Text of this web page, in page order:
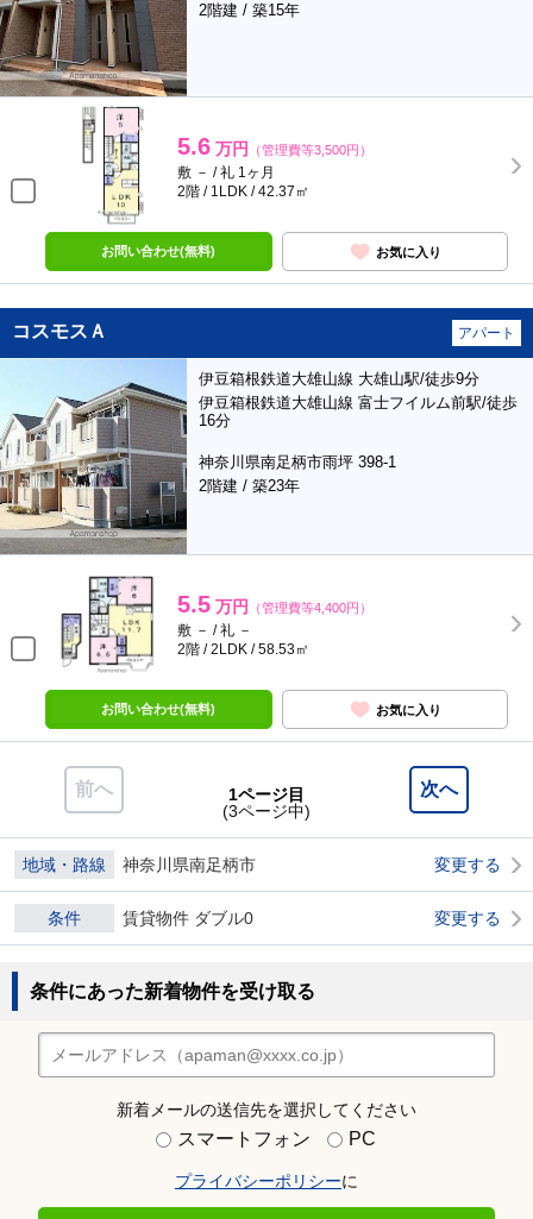
2階建 / 築15年
5.6 万円 （管理費等3,500円）
敷 － / 礼 1ヶ月
2階 / 1LDK / 42.37㎡
お問い合わせ(無料) お気に入り
コスモスＡ アパート
伊豆箱根鉄道大雄山線 大雄山駅/徒歩9分
伊豆箱根鉄道大雄山線 富士フイルム前駅/徒歩
16分
神奈川県南足柄市雨坪 398-1
2階建 / 築23年
5.5 万円 （管理費等4,400円）
敷 － / 礼 －
2階 / 2LDK / 58.53㎡
お問い合わせ(無料) お気に入り
前へ 次へ
1ページ目
(3ページ中)
地域・路線 神奈川県南足柄市 変更する
条件 賃貸物件 ダブル0 変更する
条件にあった新着物件を受け取る
新着メールの送信先を選択してください
スマートフォン PC
プライバシーポリシーに